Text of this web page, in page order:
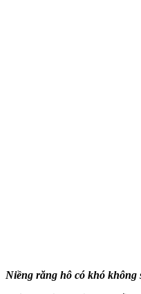
Niềng răng hô có khó không